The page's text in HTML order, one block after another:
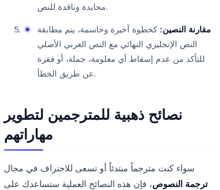
محايدة وناقدة للنص.
مقارنة النصين: كخطوة أخيرة وحاسمة، يتم مطابقة
النص الإنجليزي النهائي مع النص العربي الأصلي
للتأكد من عدم إسقاط أي معلومة، جملة، أو فقرة
عن طريق الخطأ.
نصائح ذهبية للمترجمين لتطوير
مهاراتهم
سواء كنت مترجماً مبتدئاً أو تسعى للاحتراف في مجال
ترجمة النصوص، فإن هذه النصائح العملية ستساعدك على